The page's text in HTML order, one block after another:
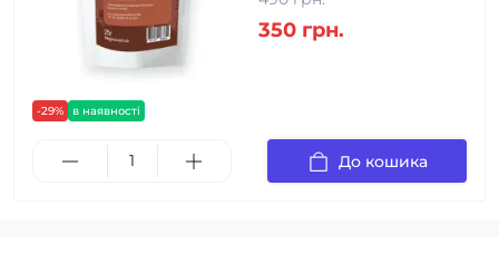
-29% в наявності
350 грн.
До кошика